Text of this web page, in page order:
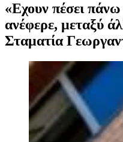
«Εχουν πέσει
ανέφερε, μεταξύ
Σταματία